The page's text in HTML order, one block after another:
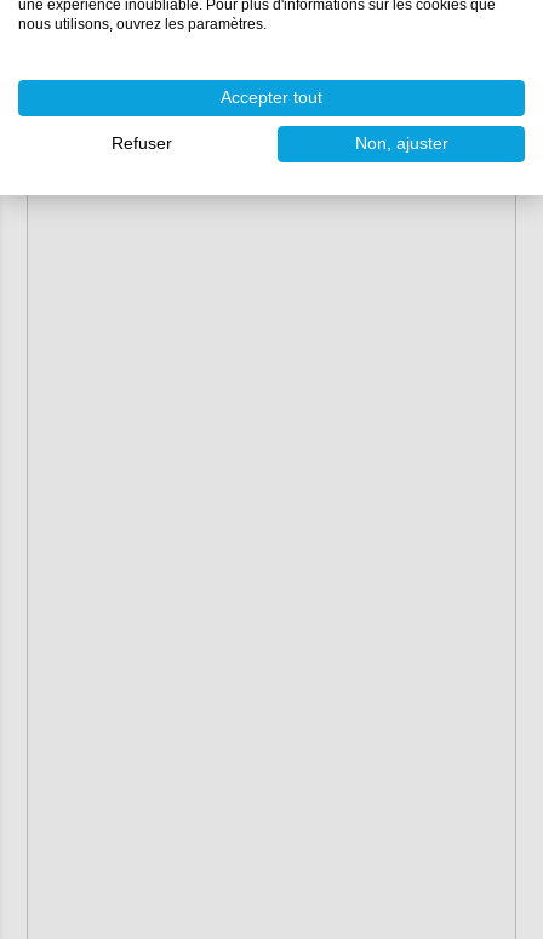
une expérience inoubliable. Pour plus d'informations sur les cookies que
nous utilisons, ouvrez les paramètres.
Accepter tout
Refuser Non, ajuster